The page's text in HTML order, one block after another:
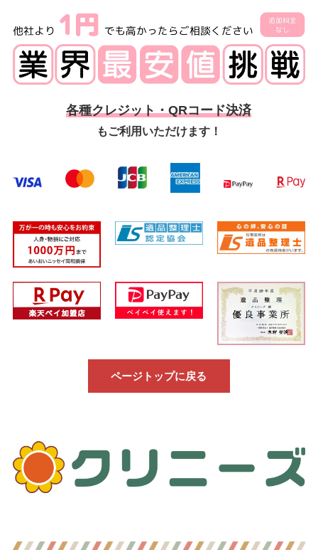
各種クレジット・QRコード決済
もご利用いただけます！
ページトップに戻る